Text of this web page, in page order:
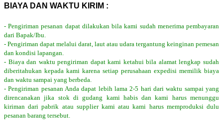
BIAYA DAN WAKTU KIRIM :
- Pengiriman pesanan dapat dilakukan bila kami sudah menerima pembayaran
dari Bapak/Ibu.
- Pengiriman dapat melalui darat, laut atau udara tergantung keinginan pemesan
dan kondisi lapangan.
- Biaya dan waktu pengiriman dapat kami ketahui bila alamat lengkap sudah
diberitahukan kepada kami karena setiap perusahaan expedisi memilik biaya
dan waktu sampai yang berbeda.
- Pengiriman pesanan Anda dapat lebih lama 2-5 hari dari waktu sampai yang
direncanakan jika stok di gudang kami habis dan kami harus menunggu
kiriman dari pabrik atau supplier kami atau kami harus memproduksi dulu
pesanan barang tersebut.